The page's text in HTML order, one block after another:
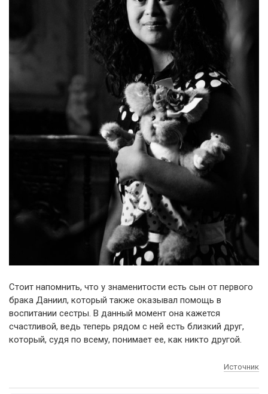
Стоит напомнить, что у знаменитости есть сын от первого
брака Даниил, который также оказывал помощь в
воспитании сестры. В данный момент она кажется
счастливой, ведь теперь рядом с ней есть близкий друг,
который, судя по всему, понимает ее, как никто другой.
Источник